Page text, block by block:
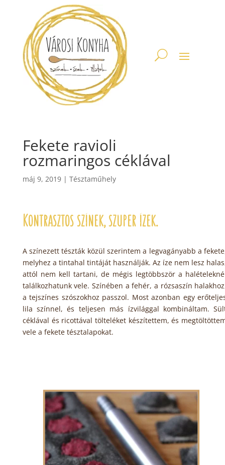
Fekete ravioli
rozmaringos céklával
máj 9, 2019| Tésztaműhely
Kontrasztos színek, szuper ízek.
A színezett tészták közül szerintem a legvagányabb a
melyhez a tintahal tintáját használják. Az íze nem lesz
attól nem kell tartani, de mégis legtöbbször a
találkozhatunk vele. Színében a fehér, a rózsaszín
a tejszínes szószokhoz passzol. Most azonban egy
lila színnel, és teljesen más ízvilággal kombináltam.
céklával és ricottával tölteléket készítettem, és
vele a fekete tésztalapokat.